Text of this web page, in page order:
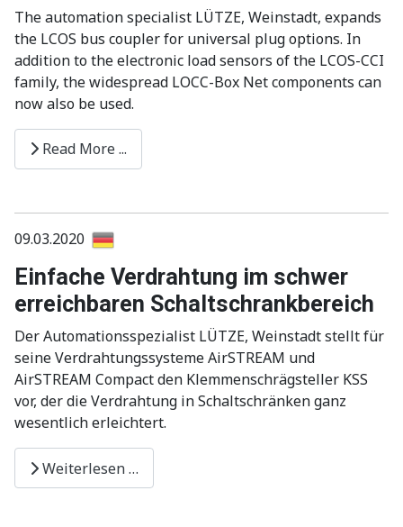
The automation specialist LÜTZE, Weinstadt, expands
the LCOS bus coupler for universal plug options. In
addition to the electronic load sensors of the LCOS-CCI
family, the widespread LOCC-Box Net components can
now also be used.
Read More ...
09.03.2020
Einfache Verdrahtung im schwer
erreichbaren Schaltschrankbereich
Der Automationsspezialist LÜTZE, Weinstadt stellt für
seine Verdrahtungssysteme AirSTREAM und
AirSTREAM Compact den Klemmenschrägsteller KSS
vor, der die Verdrahtung in Schaltschränken ganz
wesentlich erleichtert.
Weiterlesen …